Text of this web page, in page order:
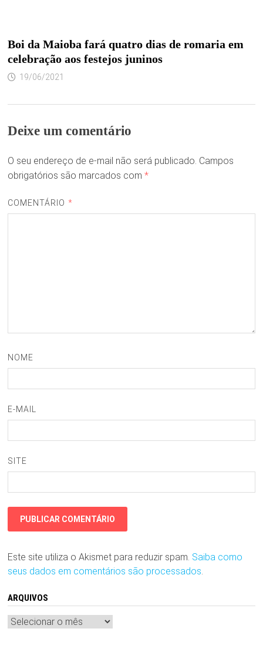
Boi da Maioba fará quatro dias de romaria em
celebração aos festejos juninos
19/06/2021
Deixe um comentário
O seu endereço de e-mail não será publicado. Campos
obrigatórios são marcados com *
COMENTÁRIO *
NOME
E-MAIL
SITE
Este site utiliza o Akismet para reduzir spam. Saiba como
seus dados em comentários são processados
ARQUIVOS
Arquivos